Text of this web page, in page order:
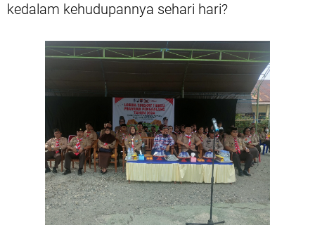
kedalam kehudupannya sehari hari?